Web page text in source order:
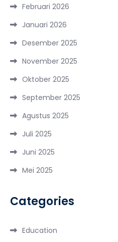
Februari 2026
Januari 2026
Desember 2025
November 2025
Oktober 2025
September 2025
Agustus 2025
Juli 2025
Juni 2025
Mei 2025
Categories
Education